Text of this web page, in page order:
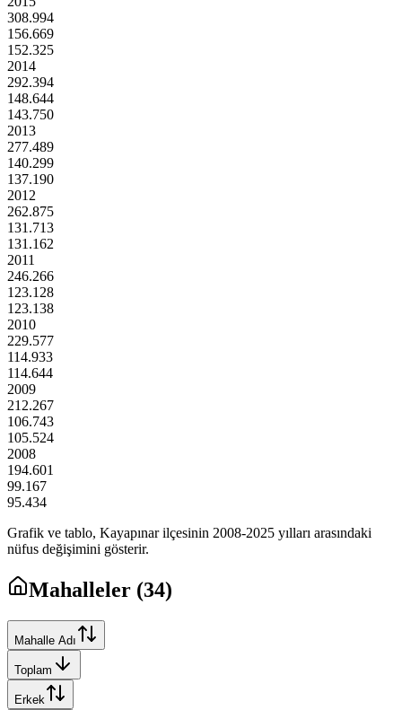
308.994
156.669
152.325
2014
292.394
148.644
143.750
2013
277.489
140.299
137.190
2012
262.875
131.713
131.162
2011
246.266
123.128
123.138
2010
229.577
114.933
114.644
2009
212.267
106.743
105.524
2008
194.601
99.167
95.434
Grafik ve tablo, Kayapınarilçesinin 2008-2025 yılları arasındaki
nüfus değişimini gösterir.
Mahalleler (34)
Mahalle Adı
Toplam
Erkek